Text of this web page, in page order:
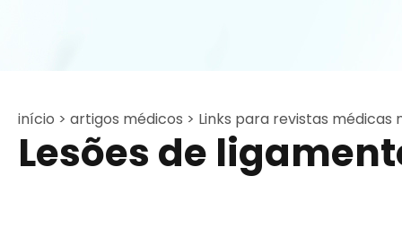
início > artigos médicos > Links para revistas médicas
Lesões de